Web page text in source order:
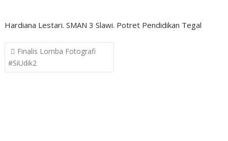
Hardiana Lestari. SMAN 3 Slawi. Potret Pendidikan Tegal
Post
navigation
Finalis Lomba Fotografi
#SiUdik2